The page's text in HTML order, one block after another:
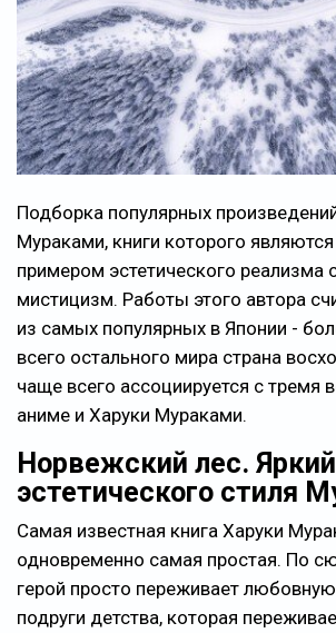
Подборка популярных
Мураками, книги которого
примером эстетического реализма
мистицизм. Работы этого автора
из самых популярных в Японии -
всего остального мира страна
чаще всего ассоциируется с тремя
аниме и Харуки Мураками.
Норвежский лес.
эстетического стиля
Самая известная книга Харуки
одновременно самая простая. По
герой просто переживает
подруги детства, которая